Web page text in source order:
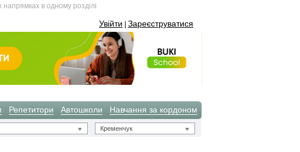
напрямках в одному розділі
Увійти Зареєструватися
Репетитори Автошколи Навчання за кордоном
Кременчук